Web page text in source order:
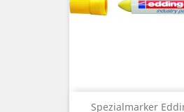
Spezialmarker